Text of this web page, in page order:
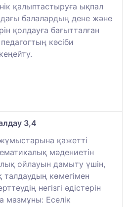
қалыптастыруға ықпал
балалардың дене және
қолдауға бағытталған
кәсіби
3,4
қажетті
мәдениетін
ойлауын дамыту үшін,
талдаудың көмегімен
негізгі әдістерін
мазмұны: Еселік